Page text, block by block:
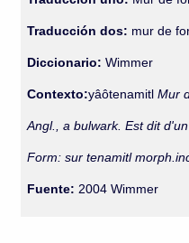
Traducción dos: mur de
Diccionario:Wimmer
Contexto:yâôtenamitlMur
Angl., a bulwark. Est dit
Form: sur tenamitl
Fuente: 2004 Wimmer